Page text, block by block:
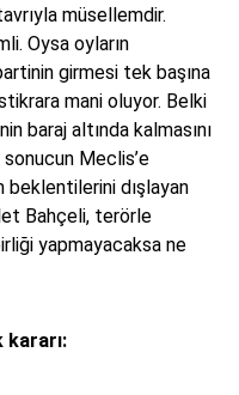
müsellemdir.
Oysa oyların
girmesi tek başına
mani oluyor. Belki
baraj altında kalmasını
Meclis’e
beklentilerini dışlayan
Bahçeli, terörle
yapmayacaksa ne
kararı: